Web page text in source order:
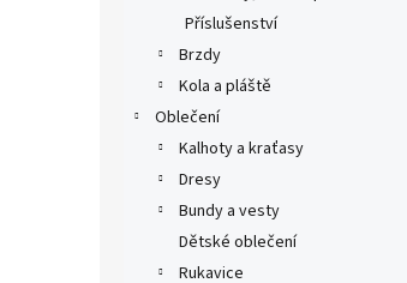
Příslušenství
Brzdy
Kola a pláště
Oblečení
Kalhoty a kraťasy
Dresy
Bundy a vesty
Dětské oblečení
Rukavice